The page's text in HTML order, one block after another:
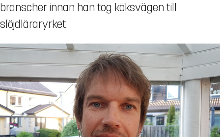
branscher innan han tog köksvägen till
slöjdläraryrket.